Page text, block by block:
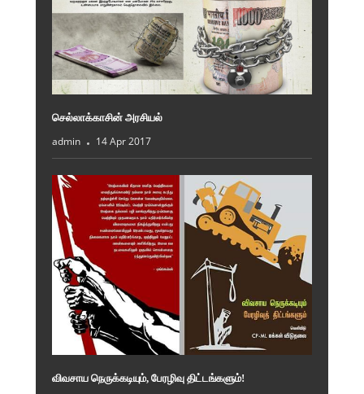
செல்லாக்காசின் அரசியல்
admin 14 Apr 2017
விவசாய நெருக்கடியும், பேரழிவு திட்டங்களும்!